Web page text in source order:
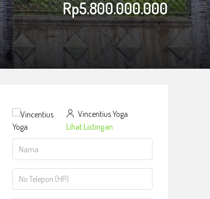
Rp5.800.000.000
Vincentius Yoga
Lihat Listingan